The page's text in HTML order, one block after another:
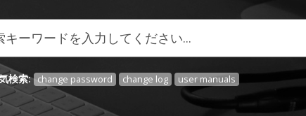
検索: change password change log user manuals